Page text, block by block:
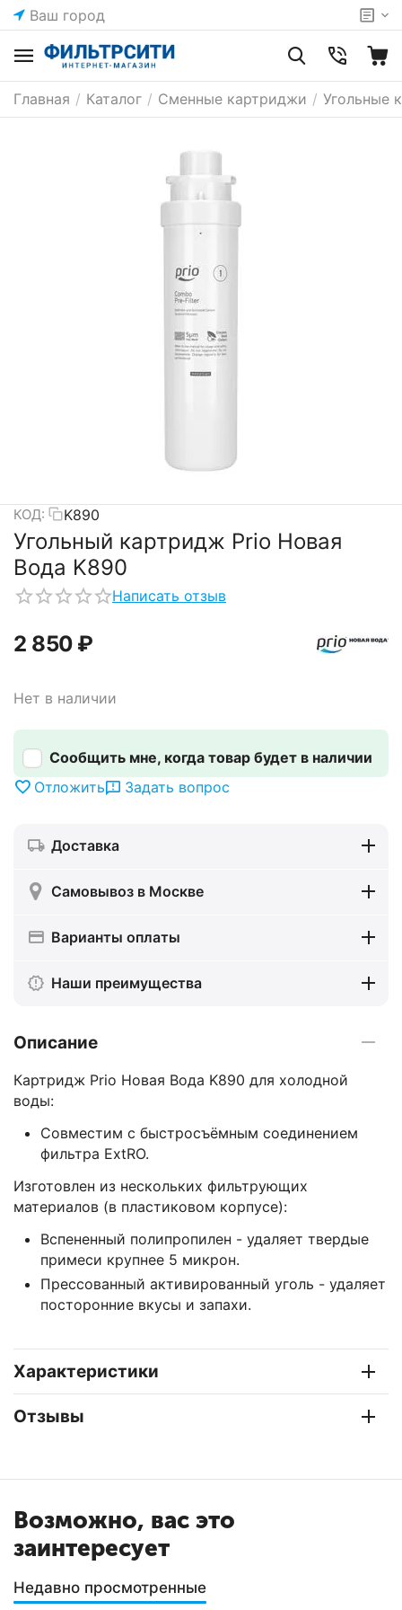
Ваш город
Главная / Каталог / Сменные картриджи / Угольные
КОД: K890
Угольный картридж Prio Новая
Вода K890
Написать отзыв
2 850 ₽
Нет в наличии
Сообщить мне, когда товар будет в наличии
Отложить
Задать вопрос
Доставка
Самовывоз в Москве
Варианты оплаты
Наши преимущества
Описание
Картридж Prio Новая Вода K890 для холодной
воды:
Совместим с быстросъёмным соединением
фильтра ExtRO.
Изготовлен из нескольких фильтрующих
материалов (в пластиковом корпусе):
Вспененный полипропилен - удаляет твердые
примеси крупнее 5 микрон.
Прессованный активированный уголь - удаляет
посторонние вкусы и запахи.
Характеристики
Отзывы
Возможно, вас это
заинтересует
Недавно просмотренные